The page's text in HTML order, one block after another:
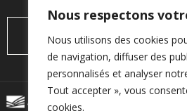
Nous respectons
Nous utilisons des cookies
de navigation, diffuser des
personnalisés et analyser
Tout accepter », vous
cookies.
Contactez-nous